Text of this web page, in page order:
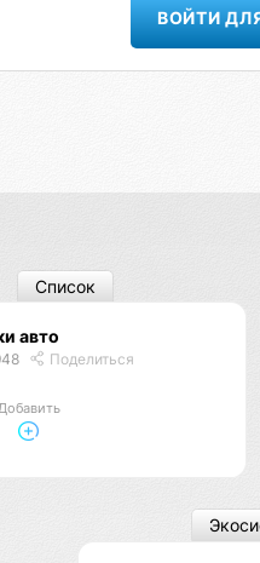
ВОЙТИ
авто
Поделиться
Список